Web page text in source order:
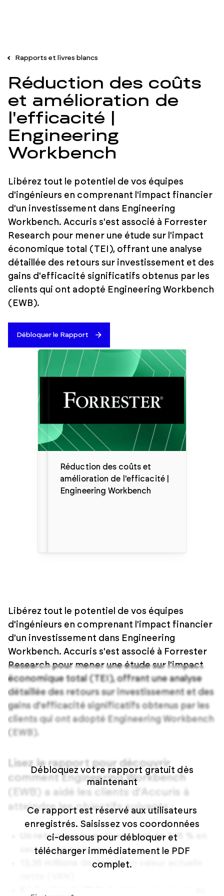
Rapports et livres blancs
Réduction des coûts
et amélioration de
l'efficacité |
Engineering
Workbench
Libérez tout le potentiel de vos équipes
d'ingénieurs en comprenant l'impact financier
d'un investissement dans Engineering
Workbench. Accuris s'est associé à Forrester
Research pour mener une étude sur l'impact
économique total (TEI), offrant une analyse
détaillée des retours sur investissement et des
gains d'efficacité significatifs obtenus par les
clients qui ont adopté Engineering Workbench
(EWB).
Débloquer le Rapport
Réduction des coûts et
amélioration de l'efficacité |
Engineering Workbench
Libérez tout le potentiel de vos équipes
d'ingénieurs en comprenant l'impact financier
d'un investissement dans Engineering
Workbench. Accuris s'est associé à Forrester
Research pour mener une étude sur l'impact
économique total (TEI), offrant une analyse
détaillée des retours sur investissement et des
gains d'efficacité significatifs obtenus par les
clients qui ont adopté Engineering Workbench
(EWB).
Lisez le rapport pour découvrir
comment Engineering Workbench
(EWB) a aidé les clients d'Accuris à
atteindre les objectifs suivants :
Un retour sur investissement de 305 %
seulement trois ans
de dollars en valeur actuelle
Débloquez votre rapport gratuit dès
maintenant
Ce rapport est réservé aux utilisateurs
enregistrés. Saisissez vos coordonnées
ci-dessous pour débloquer et
télécharger immédiatement le PDF
complet.